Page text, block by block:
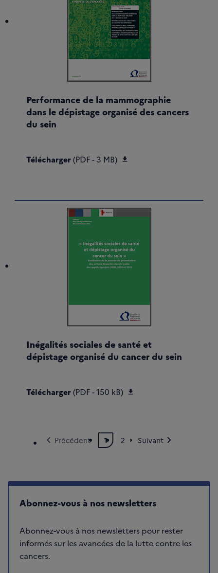
Performance de la mammographie
dans le dépistage organisé des cancers
du sein
Télécharger(PDF - 3 MB)
Inégalités sociales de santé et
dépistage organisé du cancer du sein
Télécharger(PDF - 150 kB)
chevron_left Précédent 1
Page courante
2 Suivant chevron_right
Abonnez-vous à nos newsletters
Abonnez-vous à nos newsletters pour rester
informés sur les avancées de la lutte contre les
cancers.